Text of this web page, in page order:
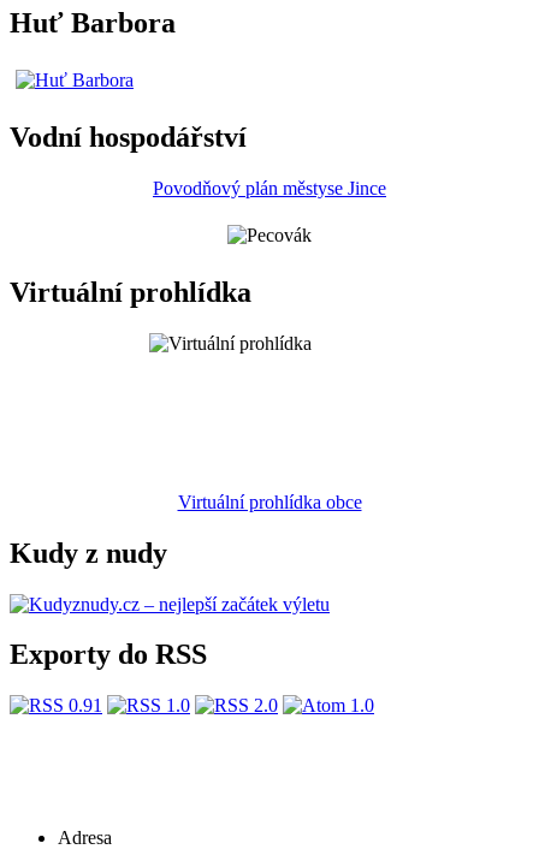
Huť Barbora
Vodní hospodářství
Povodňový plán městyse Jince
Virtuální prohlídka
Virtuální prohlídka obce
Kudy z nudy
Exporty do RSS
Adresa